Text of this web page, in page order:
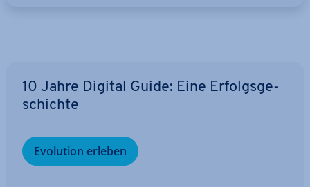
10 Jahre Digital Guide: Eine Er­folgs­ge­
schich­te
Evolution erleben